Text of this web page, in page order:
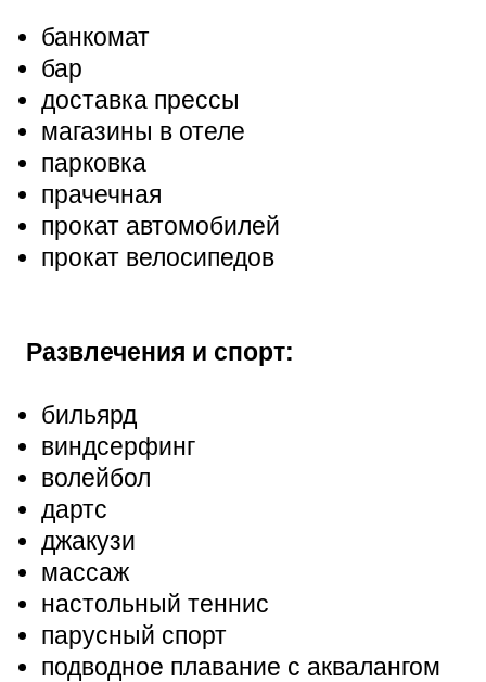
банкомат
бар
доставка прессы
магазины в отеле
парковка
прачечная
прокат автомобилей
прокат велосипедов
Развлечения и спорт:
бильярд
виндсерфинг
волейбол
дартс
джакузи
массаж
настольный теннис
парусный спорт
подводное плавание с аквалангом